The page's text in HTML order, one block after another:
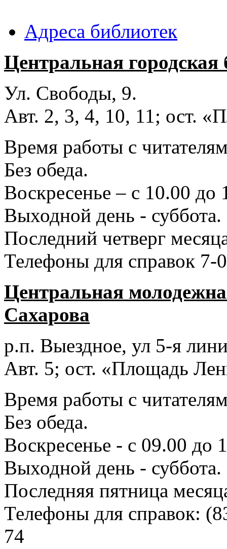
Адреса библиотек
Центральная
Ул. Свободы, 9.
Авт. 2, 3, 4, 10, 11; ост.
Время работы с
Без обеда.
Воскресенье – с 10.00 до
Выходной день - суббота.
Последний четверг
Телефоны для справок 7-
Центральная
Сахарова
р.п. Выездное, ул 5-я
Авт. 5; ост. «Площадь
Время работы с
Без обеда.
Воскресенье - с 09.00 до
Выходной день - суббота.
Последняя пятница
Телефоны для справок:
74